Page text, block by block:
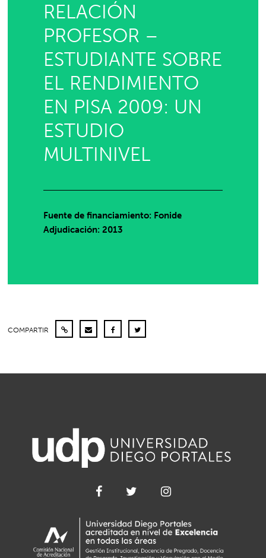
RELACIÓN
PROFESOR –
ESTUDIANTE SOBRE
EL RENDIMIENTO
EN PISA 2009: UN
ESTUDIO
MULTINIVEL
Fuente de financiamiento: Fonide
Adjudicación: 2013
COMPARTIR